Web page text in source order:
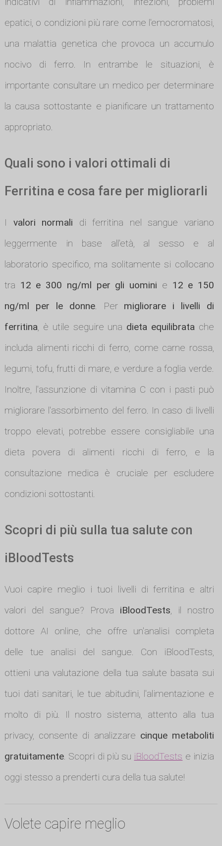
epatici, o condizioni più rare come l'emocromatosi,
una malattia genetica che provoca un accumulo
nocivo di ferro. In entrambe le situazioni, è
importante consultare un medico per determinare
la causa sottostante e pianificare un trattamento
appropriato.
Quali sono i valori ottimali di
Ferritina e cosa fare per migliorarli
I valori normali di ferritina nel sangue variano
leggermente in base all'età, al sesso e al
laboratorio specifico, ma solitamente si collocano
tra 12 e 300 ng/ml per gli uomini e 12 e 150
ng/ml per le donne. Per migliorare i livelli di
ferritina, è utile seguire una dieta equilibrata che
includa alimenti ricchi di ferro, come carne rossa,
legumi, tofu, frutti di mare, e verdure a foglia verde.
Inoltre, l'assunzione di vitamina C con i pasti può
migliorare l'assorbimento del ferro. In caso di livelli
troppo elevati, potrebbe essere consigliabile una
dieta povera di alimenti ricchi di ferro, e la
consultazione medica è cruciale per escludere
condizioni sottostanti.
Scopri di più sulla tua salute con
iBloodTests
Vuoi capire meglio i tuoi livelli di ferritina e altri
valori del sangue? Prova iBloodTests, il nostro
dottore AI online, che offre un'analisi completa
delle tue analisi del sangue. Con iBloodTests,
ottieni una valutazione della tua salute basata sui
tuoi dati sanitari, le tue abitudini, l'alimentazione e
molto di più. Il nostro sistema, attento alla tua
privacy, consente di analizzare cinque metaboliti
gratuitamente. Scopri di più su iBloodTests e inizia
oggi stesso a prenderti cura della tua salute!
Volete capire meglio